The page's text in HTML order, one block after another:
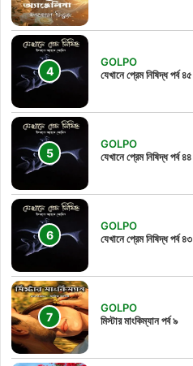
GOLPO
যেখানে প্রেম নিষিদ্ধ পর্ব ৪৫
GOLPO
যেখানে প্রেম নিষিদ্ধ পর্ব ৪৪
GOLPO
যেখানে প্রেম নিষিদ্ধ পর্ব ৪৩
GOLPO
মিস্টার মাংকিম্যান পর্ব ৯